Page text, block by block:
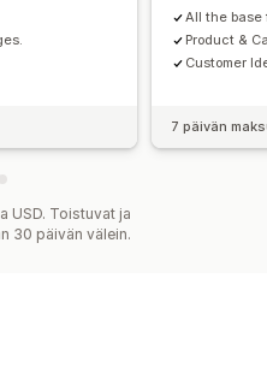
All the
Product &
Customer
7 päivän
USD. Toistuvat ja
30 päivän välein.